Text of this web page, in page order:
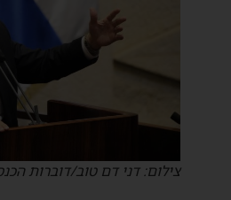
צילום: דני דם טוב/דוברות הכנסת